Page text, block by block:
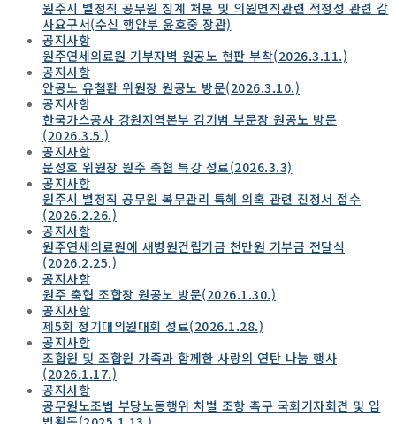
원주시 별정직 공무원 징계 처분 및 의원면직관련 적정성 관련 감
사요구서(수신 행안부 윤호중 장관)
공지사항
원주연세의료원 기부자벽 원공노 현판 부착(2026.3.11.)
공지사항
안공노 유철환 위원장 원공노 방문(2026.3.10.)
공지사항
한국가스공사 강원지역본부 김기범 부문장 원공노 방문
(2026.3.5.)
공지사항
문성호 위원장 원주 축협 특강 성료(2026.3.3)
공지사항
원주시 별정직 공무원 복무관리 특혜 의혹 관련 진정서 접수
(2026.2.26.)
공지사항
원주연세의료원에 새병원건립기금 천만원 기부금 전달식
(2026.2.25.)
공지사항
원주 축협 조합장 원공노 방문(2026.1.30.)
공지사항
제5회 정기대의원대회 성료(2026.1.28.)
공지사항
조합원 및 조합원 가족과 함께한 사랑의 연탄 나눔 행사
(2026.1.17.)
공지사항
공무원노조법 부당노동행위 처벌 조항 촉구 국회기자회견 및 입